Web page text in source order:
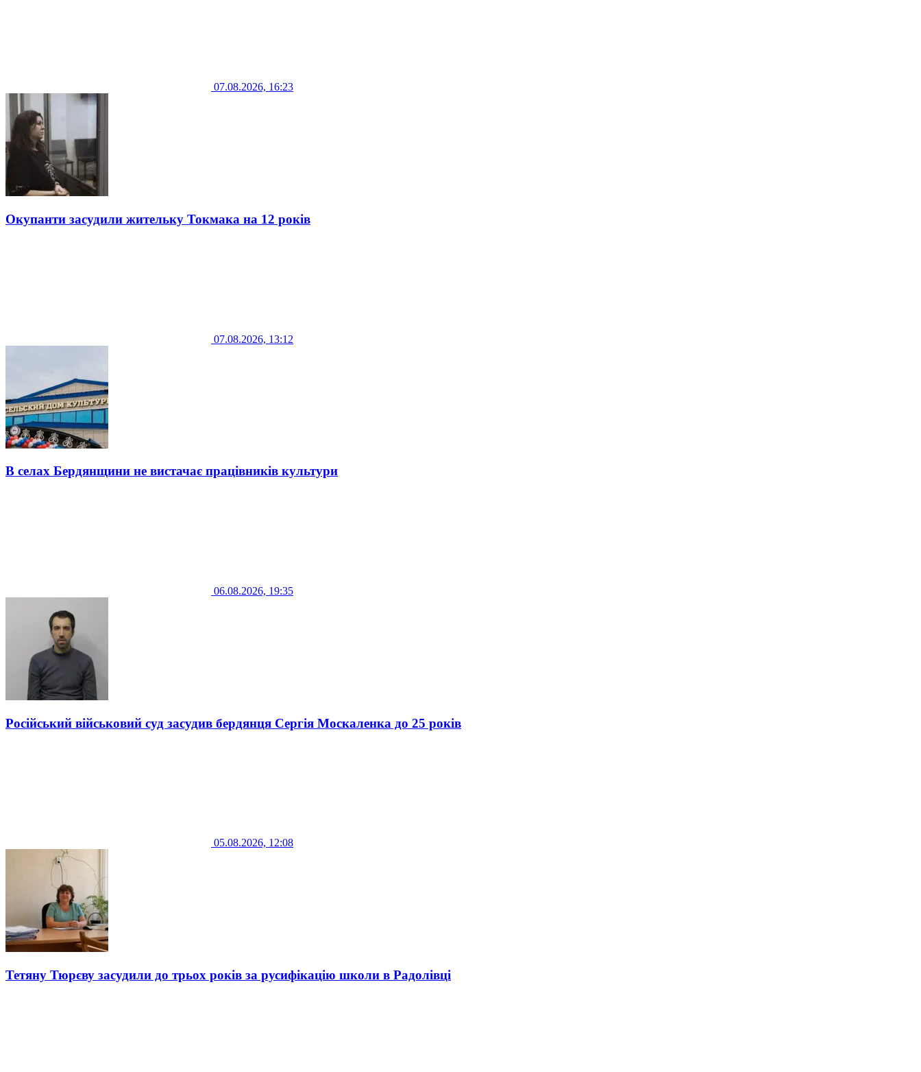
07.08.2026, 16:23
Окупанти засудили жительку Токмака на 12 років
07.08.2026, 13:12
В селах Бердянщини не вистачає працівників культури
06.08.2026, 19:35
Російський військовий суд засудив бердянця Сергія Москаленка до 25 років
05.08.2026, 12:08
Тетяну Тюрєву засудили до трьох років за русифікацію школи в Радолівці